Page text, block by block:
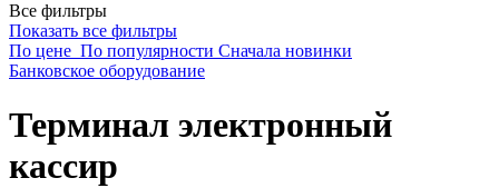
Все фильтры
Показать все фильтры
По цене По популярности Сначала новинки
Банковское оборудование
Терминал электронный
кассир